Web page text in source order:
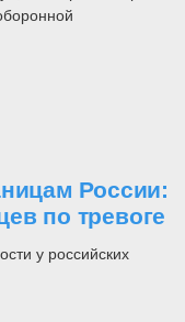
России:
по тревоге
у российских